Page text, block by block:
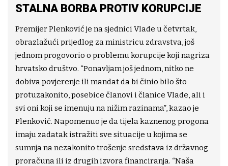
STALNA BORBA PROTIV KORUPCIJE
Premijer Plenković je na sjednici Vlade u četvrtak,
obrazlažući prijedlog za ministricu zdravstva, još
jednom progovorio o problemu korupcije koji nagriza
hrvatsko društvo. “Ponavljam još jednom, nitko ne
dobiva povjerenje ili mandat da bi činio bilo što
protuzakonito, posebice članovi i članice Vlade, ali i
svi oni koji se imenuju na nižim razinama”, kazao je
Plenković. Napomenuo je da tijela kaznenog progona
imaju zadatak istražiti sve situacije u kojima se
sumnja na nezakonito trošenje sredstava iz državnog
proračuna ili iz drugih izvora financiranja. “Naša